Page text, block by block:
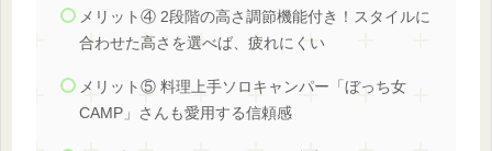
メリット④ 2段階の高さ調節機能付き！スタイルに
合わせた高さを選べば、疲れにくい
メリット⑤ 料理上手ソロキャンパー「ぼっち女
CAMP」さんも愛用する信頼感